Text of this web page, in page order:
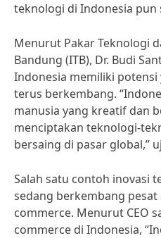
teknologi di Indonesia pun
Menurut Pakar Teknologi
Bandung (ITB), Dr. Budi
Indonesia memiliki
terus berkembang.
manusia yang kreatif dan
menciptakan teknologi-
bersaing di pasar global,”
Salah satu contoh inovasi
sedang berkembang
commerce. Menurut CEO
commerce di Indonesia,